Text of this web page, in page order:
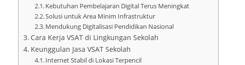
Kebutuhan Pembelajaran Digital Terus Meningkat
Solusi untuk Area Minim Infrastruktur
Mendukung Digitalisasi Pendidikan Nasional
Cara Kerja VSAT di Lingkungan Sekolah
Keunggulan Jasa VSAT Sekolah
Internet Stabil di Lokasi Terpencil